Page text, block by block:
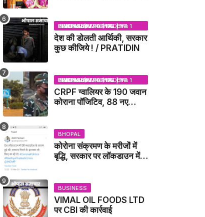
BHOPAL SAMACHAR | NO 1 HINDI NEWS PORTAL OF CENTRAL INDIA (MADHYA PRADESH)
देश की डोलती आर्थिकी, सरकार
कुछ कीजिये ! / PRATIDIN
BHOPAL SAMACHAR | NO 1 HINDI NEWS PORTAL OF CENTRAL INDIA (MADHYA PRADESH)
CRPF ग्वालियर के 190 जवान
कोराना पॉजिटिव, 88 नए
BHOPAL
कोरोना संक्रमण के मरीजों में
बृद्धि, सरकार पर लॉकडाउन में
BUSINESS
VIMAL OIL FOODS LTD
पर CBI की कार्रवाई